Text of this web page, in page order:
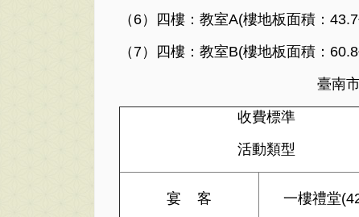
（6）四樓：教室A(樓地板面積：
（7）四樓：教室B(樓地板面積：
臺南
收費標準
活動類型
宴 客 一樓禮堂